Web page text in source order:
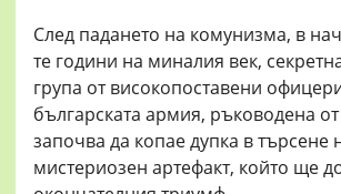
След падането на комунизма, в
те години на миналия век,
група от високопоставени
българската армия, ръководена
започва да копае дупка в търсене
мистериозен артефакт, който ще